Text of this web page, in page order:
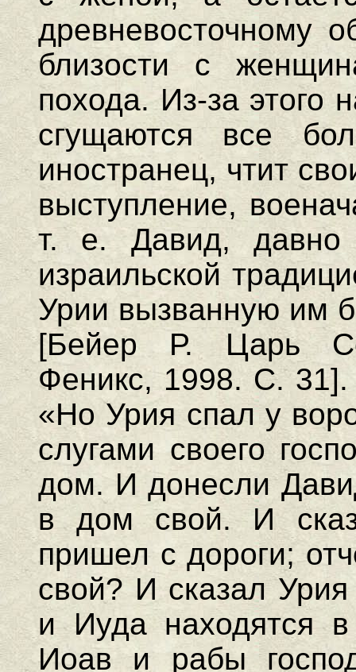
древневосточному
близости с
похода. Из-за этого
сгущаются все
иностранец, чтит
выступление,
т. е. Давид, давно
израильской
Урии вызванную им
[Бейер Р. Царь
Феникс, 1998. С. 31].
«Но Урия спал у
слугами своего
дом. И донесли
в дом свой. И
пришел с дороги;
свой? И сказал
и Иуда находятся
Иоав и рабы